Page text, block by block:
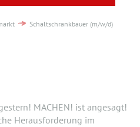
Schaltschrankbauer (m/w/d)
MACHEN! ist angesagt!
Herausforderung im